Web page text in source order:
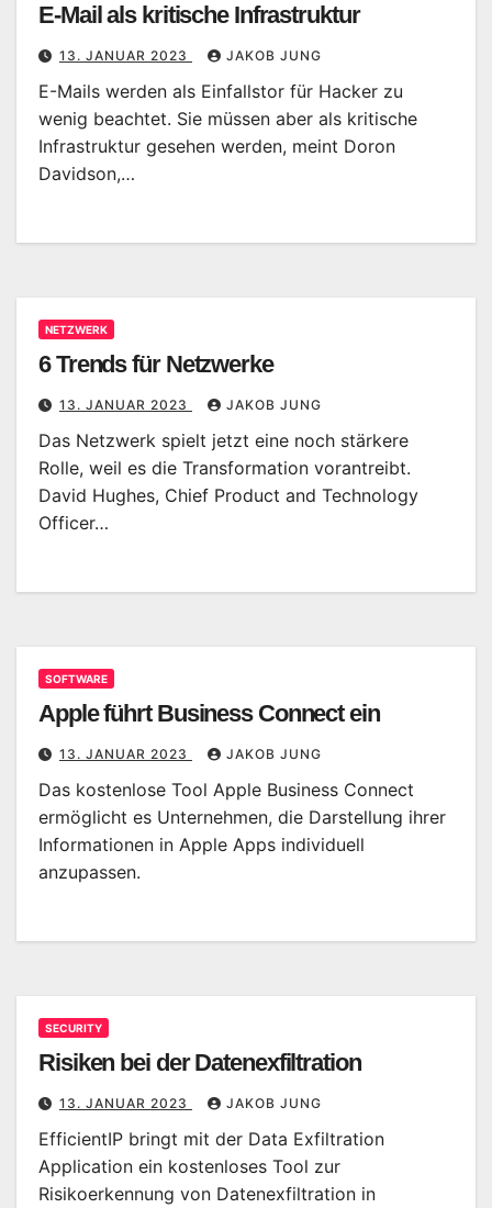
E-Mail als kritische Infrastruktur
13. JANUAR 2023 JAKOB JUNG
E-Mails werden als Einfallstor für Hacker zu
wenig beachtet. Sie müssen aber als kritische
Infrastruktur gesehen werden, meint Doron
Davidson,…
NETZWERK
6 Trends für Netzwerke
13. JANUAR 2023 JAKOB JUNG
Das Netzwerk spielt jetzt eine noch stärkere
Rolle, weil es die Transformation vorantreibt.
David Hughes, Chief Product and Technology
Officer…
SOFTWARE
Apple führt Business Connect ein
13. JANUAR 2023 JAKOB JUNG
Das kostenlose Tool Apple Business Connect
ermöglicht es Unternehmen, die Darstellung ihrer
Informationen in Apple Apps individuell
anzupassen.
SECURITY
Risiken bei der Datenexfiltration
13. JANUAR 2023 JAKOB JUNG
EfficientIP bringt mit der Data Exfiltration
Application ein kostenloses Tool zur
Risikoerkennung von Datenexfiltration in